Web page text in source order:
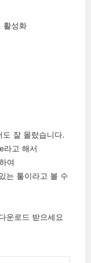
활성화
잘 몰랐습니다.
고 해서
여
는 툴이라고 볼 수
운로드 받으세요